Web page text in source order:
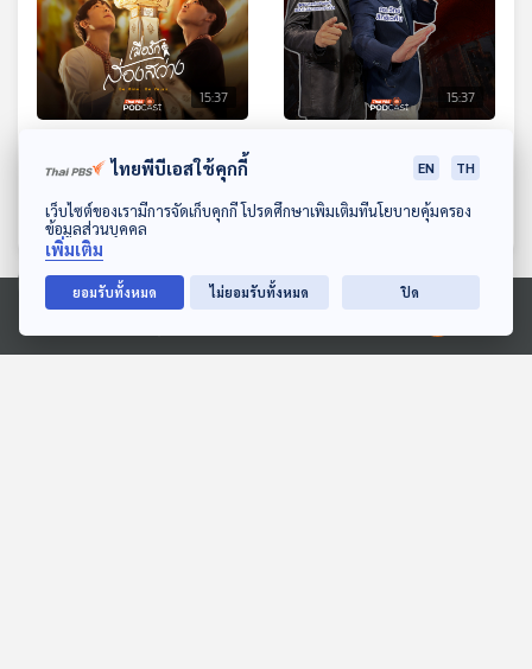
ดาวน์โหลด Thai PBS Podcast Application
Ⓒ 2020 องค์การกระจายเสียงและแพร่ภาพสาธารณะแห่งประเทศไทย
15:37
ตลาดแล้วหรือยัง
เศรษฐกิจติดบ้าน
15:37
เศรษฐกิจติดบ้าน
ตอนที่เกี่ยวข้อง
ไทยพีบีเอสใช้คุกกี้ EN TH
เว็บไซต์ของเรามีการจัดเก็บคุกกี้ โปรดศึกษาเพิ่มเติมที่นโยบายคุ้มครอง
ข้อมูลส่วนบุคคล
เพิ่มเติม
ยอมรับทั้งหมด ไม่ยอมรับทั้งหมด ปิด